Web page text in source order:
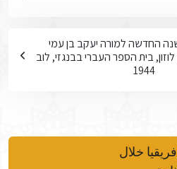
החדשה למורה יעקב בן עמי
בית הספר העברי בבנגזי, לוב
1944
خلال